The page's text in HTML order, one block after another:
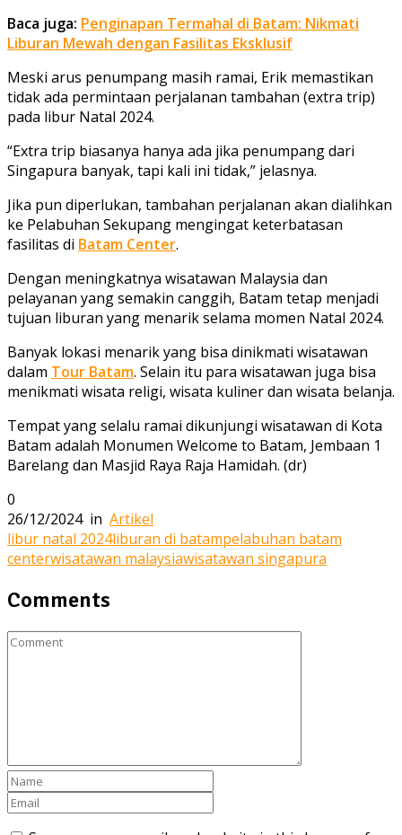
Baca juga: Penginapan Termahal di Batam: Nikmati
Liburan Mewah dengan Fasilitas Eksklusif
Meski arus penumpang masih ramai, Erik memastikan
tidak ada permintaan perjalanan tambahan (extra trip)
pada libur Natal 2024.
“Extra trip biasanya hanya ada jika penumpang dari
Singapura banyak, tapi kali ini tidak,” jelasnya.
Jika pun diperlukan, tambahan perjalanan akan dialihkan
ke Pelabuhan Sekupang mengingat keterbatasan
fasilitas di Batam Center.
Dengan meningkatnya wisatawan Malaysia dan
pelayanan yang semakin canggih, Batam tetap menjadi
tujuan liburan yang menarik selama momen Natal 2024.
Banyak lokasi menarik yang bisa dinikmati wisatawan
dalam Tour Batam. Selain itu para wisatawan juga bisa
menikmati wisata religi, wisata kuliner dan wisata belanja.
Tempat yang selalu ramai dikunjungi wisatawan di Kota
Batam adalah Monumen Welcome to Batam, Jembaan 1
Barelang dan Masjid Raya Raja Hamidah. (dr)
0
26/12/2024in Artikel
libur natal 2024liburan di batampelabuhan batam
centerwisatawan malaysiawisatawan singapura
Comments